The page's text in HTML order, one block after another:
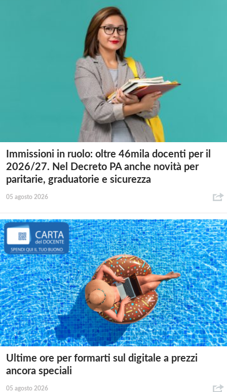
Immissioni in ruolo: oltre 46mila docenti per il
2026/27. Nel Decreto PA anche novità per
paritarie, graduatorie e sicurezza
05 agosto 2026
Ultime ore per formarti sul digitale a prezzi
ancora speciali
05 agosto 2026